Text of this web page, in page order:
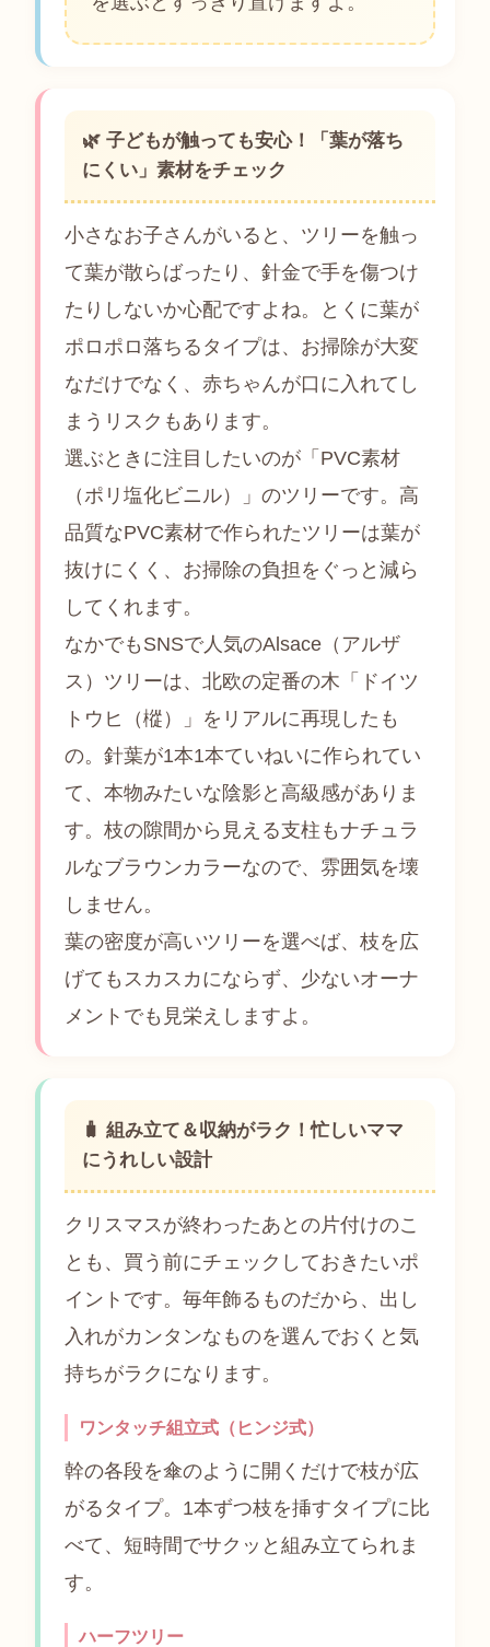
🌿 子どもが触っても安心！「葉が落ち
にくい」素材をチェック
小さなお子さんがいると、ツリーを触っ
て葉が散らばったり、針金で手を傷つけ
たりしないか心配ですよね。とくに葉が
ポロポロ落ちるタイプは、お掃除が大変
なだけでなく、赤ちゃんが口に入れてし
まうリスクもあります。
選ぶときに注目したいのが「PVC素材
（ポリ塩化ビニル）」のツリーです。高
品質なPVC素材で作られたツリーは葉が
抜けにくく、お掃除の負担をぐっと減ら
してくれます。
なかでもSNSで人気のAlsace（アルザ
ス）ツリーは、北欧の定番の木「ドイツ
トウヒ（樅）」をリアルに再現したも
の。針葉が1本1本ていねいに作られてい
て、本物みたいな陰影と高級感がありま
す。枝の隙間から見える支柱もナチュラ
ルなブラウンカラーなので、雰囲気を壊
しません。
葉の密度が高いツリーを選べば、枝を広
げてもスカスカにならず、少ないオーナ
メントでも見栄えしますよ。
🧳 組み立て＆収納がラク！忙しいママ
にうれしい設計
クリスマスが終わったあとの片付けのこ
とも、買う前にチェックしておきたいポ
イントです。毎年飾るものだから、出し
入れがカンタンなものを選んでおくと気
持ちがラクになります。
ワンタッチ組立式（ヒンジ式）
幹の各段を傘のように開くだけで枝が広
がるタイプ。1本ずつ枝を挿すタイプに比
べて、短時間でサクッと組み立てられま
す。
ハーフツリー